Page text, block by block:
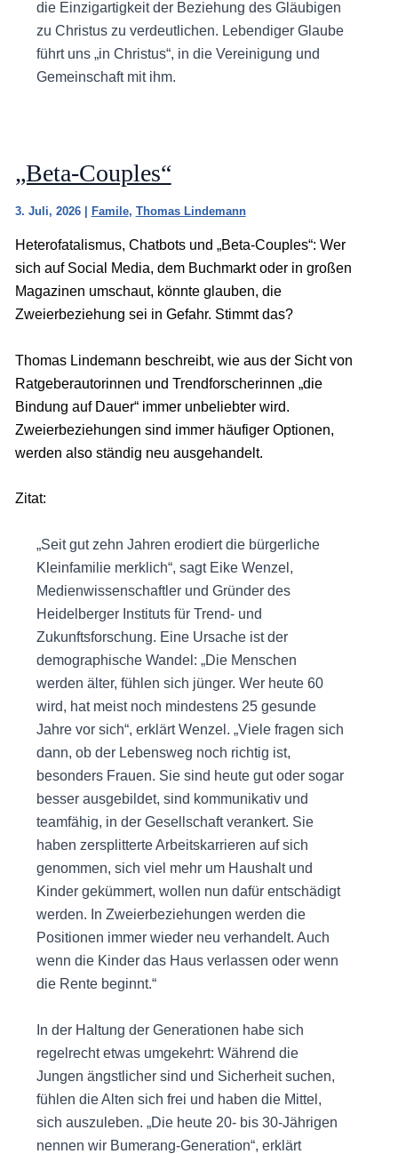
die Einzigartigkeit der Beziehung des Gläubigen
zu Christus zu verdeutlichen. Lebendiger Glaube
führt uns „in Christus“, in die Vereinigung und
Gemeinschaft mit ihm.
„Beta-Couples“
3. Juli, 2026 Famile, Thomas Lindemann
Heterofatalismus, Chatbots und „Beta-Couples“: Wer
sich auf Social Media, dem Buchmarkt oder in großen
Magazinen umschaut, könnte glauben, die
Zweierbeziehung sei in Gefahr. Stimmt das?
Thomas Lindemann beschreibt, wie aus der Sicht von
Ratgeberautorinnen und Trendforscherinnen „die
Bindung auf Dauer“ immer unbeliebter wird.
Zweierbeziehungen sind immer häufiger Optionen,
werden also ständig neu ausgehandelt.
Zitat:
„Seit gut zehn Jahren erodiert die bürgerliche
Kleinfamilie merklich“, sagt Eike Wenzel,
Medienwissenschaftler und Gründer des
Heidelberger Instituts für Trend- und
Zukunftsforschung. Eine Ursache ist der
demographische Wandel: „Die Menschen
werden älter, fühlen sich jünger. Wer heute 60
wird, hat meist noch mindestens 25 gesunde
Jahre vor sich“, erklärt Wenzel. „Viele fragen sich
dann, ob der Lebensweg noch richtig ist,
besonders Frauen. Sie sind heute gut oder sogar
besser ausgebildet, sind kommunikativ und
teamfähig, in der Gesellschaft verankert. Sie
haben zersplitterte Arbeitskarrieren auf sich
genommen, sich viel mehr um Haushalt und
Kinder gekümmert, wollen nun dafür entschädigt
werden. In Zweierbeziehungen werden die
Positionen immer wieder neu verhandelt. Auch
wenn die Kinder das Haus verlassen oder wenn
die Rente beginnt.“
In der Haltung der Generationen habe sich
regelrecht etwas umgekehrt: Während die
Jungen ängstlicher sind und Sicherheit suchen,
fühlen die Alten sich frei und haben die Mittel,
sich auszuleben. „Die heute 20- bis 30-Jährigen
nennen wir Bumerang-Generation“, erklärt